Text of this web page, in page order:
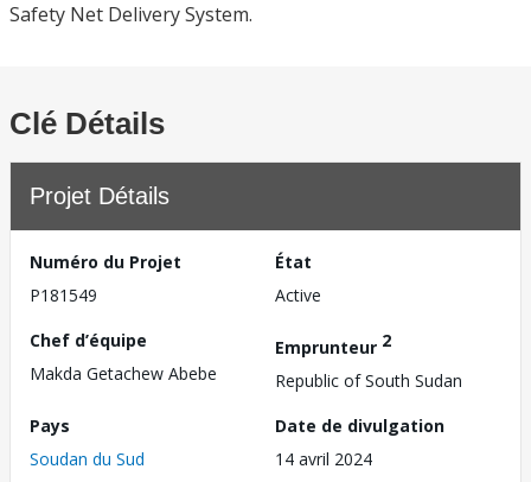
Safety Net Delivery System.
Clé Détails
Projet Détails
Numéro du Projet
P181549
État
Active
Chef d’équipe
Makda Getachew Abebe
Emprunteur 2
Republic of South Sudan
Pays
Soudan du Sud
Date de divulgation
14 avril 2024